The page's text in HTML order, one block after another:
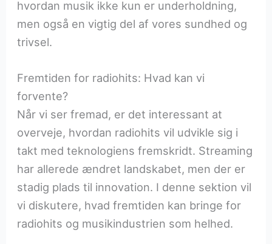
hvordan musik ikke kun er underholdning,
men også en vigtig del af vores sundhed og
trivsel.
Fremtiden for radiohits: Hvad kan vi
forvente?
Når vi ser fremad, er det interessant at
overveje, hvordan radiohits vil udvikle sig i
takt med teknologiens fremskridt. Streaming
har allerede ændret landskabet, men der er
stadig plads til innovation. I denne sektion vil
vi diskutere, hvad fremtiden kan bringe for
radiohits og musikindustrien som helhed.